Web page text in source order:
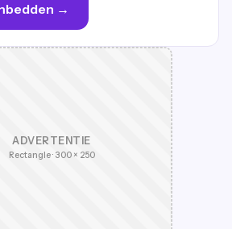
→
ADVERTENTIE
Rectangle · 300 × 250